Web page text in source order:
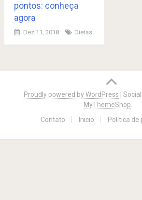
pontos: conheça
agora
Dez 11, 2018 Dietas
navigation
Proudly powered by WordPress |
MyThemeShop.
Contato
Inicio Política de